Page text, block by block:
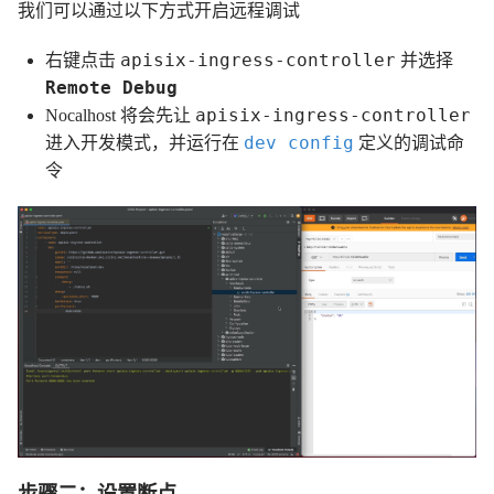
我们可以通过以下方式开启远程调试
右键点击 apisix-ingress-controller 并选择
Remote Debug
Nocalhost 将会先让 apisix-ingress-controller
进入开发模式，并运行在 dev config 定义的调试命
令